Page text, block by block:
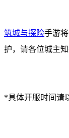
筑城与探险手游
护，请各位城主知
*具体开服时间请